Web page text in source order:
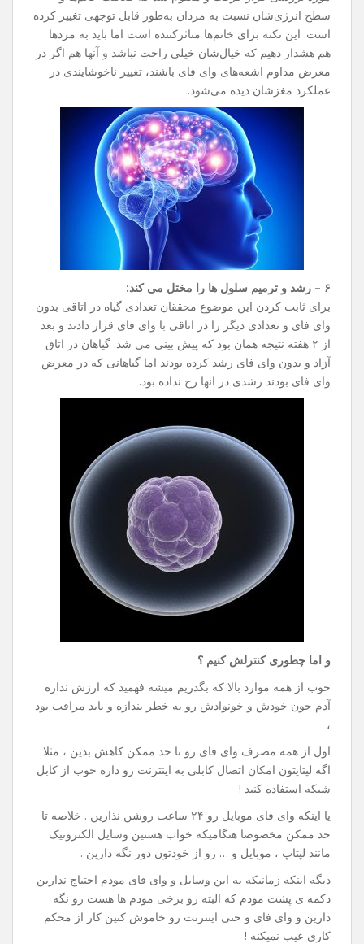
سطح انرژی‌شان نسبت به مردان به‌طور قابل توجهی تغییر کرده
است. این نکته برای خانم‌ها متاثرکننده است اما باید به مردها
هم هشدار دهیم که خیال‌شان خیلی راحت نباشد و آنها هم اگر در
معرض مداوم اشعه‌های وای فای باشند، تغییر ناخوشایندی در
عملکرد مغزشان دیده می‌شود.
۶ – رشد و ترمیم سلول ها را مختل می کند:
برای ثابت کردن این موضوع محققان تعدادی گیاه در اتاقی بدون
وای فای و تعدادی دیگر را در اتاقی با وای فای قرار دادند و بعد
از ۲ هفته نتیجه همان بود که پیش بینی می شد. گیاهان در اتاق
آزاد و بدون وای فای رشد کرده بودند اما گیاهانی که در معرض
وای فای بودند رشدی در انها رخ نداده بود.
و اما چطوری کنترلش کنیم ؟
خوب از همه موارد بالا که بگذریم میشه فهمید که ارزش نداره
آدم جون خودش و خونوادش رو به خطر بندازه و باید مراقب بود
،
اول از همه مصرف وای فای رو تا حد ممکن کاهش بدین ، مثلا
اگه لپتاپتون امکان اتصال کابلی به اینترنت رو داره خوب از کابل
شبکه استفاده کنید !
یا اینکه وای فای موبایل رو ۲۴ ساعت روشن نذارین . خلاصه تا
حد ممکن مخصوصا هنگامیکه خواب هستین وسایل الکترونیک
مانند لپتاپ ، موبایل و … رو از خودتون دور نگه دارین .
دیگه اینکه زمانیکه به این وسایل و وای فای مودم احتیاج ندارین
دکمه ی پشت مودم که البته رو برخی مودم ها هست رو نگه
دارین و وای فای و حتی اینترنت رو خاموش کنین کار از محکم
کاری عیب نمیکنه !